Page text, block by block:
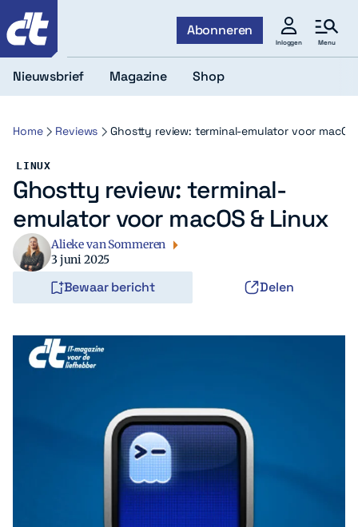
Abonneren
Inloggen Menu
Nieuwsbrief Magazine Shop
Home Reviews Ghostty review: terminal-emulator voor macOS
LINUX
Ghostty review: terminal-
emulator voor macOS & Linux
Alieke van Sommeren
3 juni 2025
Bewaar bericht Delen